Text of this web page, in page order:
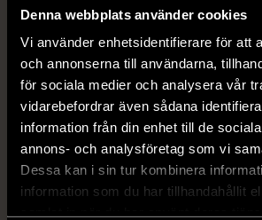
Denna webbplats använder cookies
Vi använder enhetsidentifierare för att
och annonserna till användarna,
för sociala medier och analysera vår
vidarebefordrar även sådana
information från din enhet till de
annons- och analysföretag som vi
Dessa kan i sin tur kombinera
information som du har tillhandahållit
1/5
H&M
H&M - Leopardmönstrad
volangklänning
99 kr
H&M
H&M -
med
129 kr